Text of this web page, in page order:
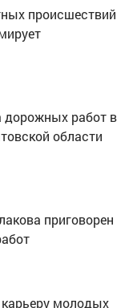
происшествий
дорожных работ в
области
приговорен
молодых